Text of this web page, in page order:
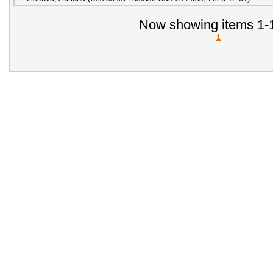
Now showing items 1-
1